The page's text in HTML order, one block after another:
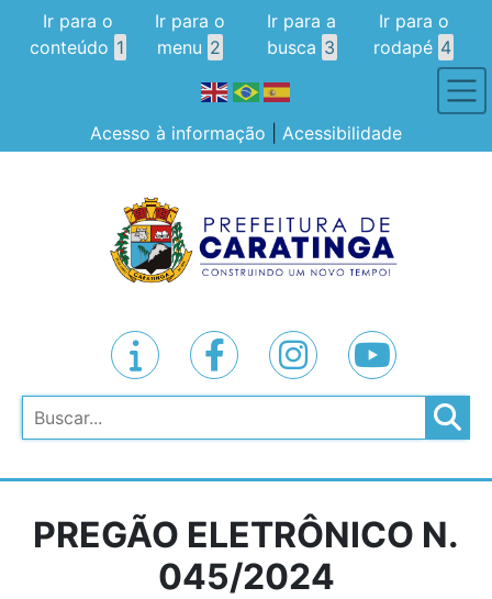
Ir para o
conteúdo 1
Ir para o
menu 2
Ir para a
busca 3
Ir para o
rodapé 4
Acesso à informação Acessibilidade
Pesquisar
PREGÃO ELETRÔNICO N.
045/2024